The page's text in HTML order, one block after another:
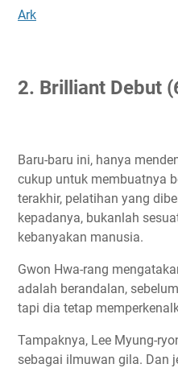
Ark
2. Brilliant Debut
Baru-baru ini, hanya
cukup untuk membuatnya
terakhir, pelatihan yang
kepadanya, bukanlah
kebanyakan manusia.
Gwon Hwa-rang
adalah berandalan,
tapi dia tetap
Tampaknya, Lee Myung-
sebagai ilmuwan gila. Dan